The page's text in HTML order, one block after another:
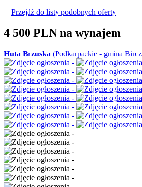
Przejdź do listy podobnych oferty
4 500 PLN na wynajem
Huta Brzuska (Podkarpackie - gmina